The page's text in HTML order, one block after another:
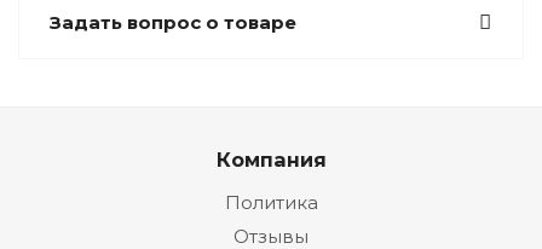
Задать вопрос о товаре
Компания
Политика
Отзывы